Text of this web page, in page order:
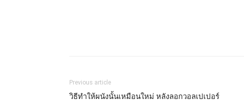
Previous article
วิธีทำให้ผนังนั้นเหมือนใหม่ หลังลอกวอลเปเปอร์